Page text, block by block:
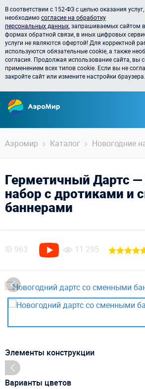
В соответствии с 152-ФЗ с целью оказания услуг,
необходимосогласие на обработку
персональных данных , запрашиваемых сайтом в
формах обратной связи, в иных цифровых
услуги не являются офертой! Для корректной
используются обязательные cookie, а также
согласия. Продолжая использование сайта, вы
применением всех типов cookie. Если вы не
закройте сайт или измените настройки браузера.
Аэромир Каталог Новогодние
Герметичный Дартс —
набор с дротиками и
баннерами
ID 963 11 295
Элементы конструкции
Варианты цветов